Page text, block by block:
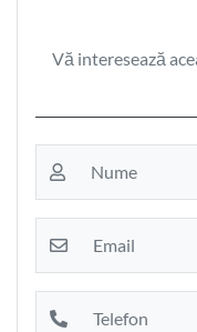
Vă interesează